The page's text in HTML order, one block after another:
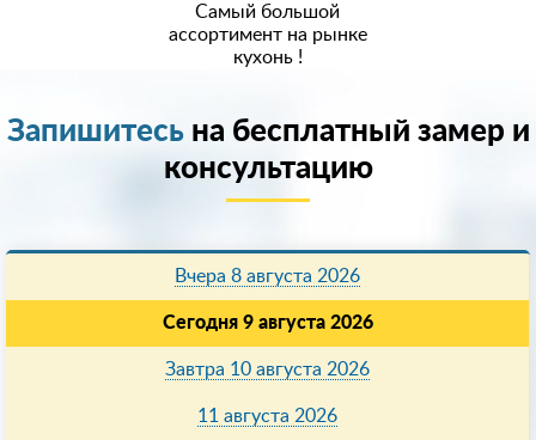
Самый большой
ассортимент на рынке
кухонь !
Запишитесьна бесплатный замер и
консультацию
Вчера 8 августа 2026
Сегодня 9 августа 2026
Завтра 10 августа 2026
11 августа 2026